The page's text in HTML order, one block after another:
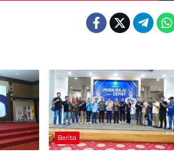
Berita